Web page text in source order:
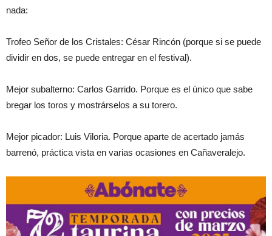
nada:
Trofeo Señor de los Cristales: César Rincón (porque si se puede
dividir en dos, se puede entregar en el festival).
Mejor subalterno: Carlos Garrido. Porque es el único que sabe
bregar los toros y mostrárselos a su torero.
Mejor picador: Luis Viloria. Porque aparte de acertado jamás
barrenó, práctica vista en varias ocasiones en Cañaveralejo.